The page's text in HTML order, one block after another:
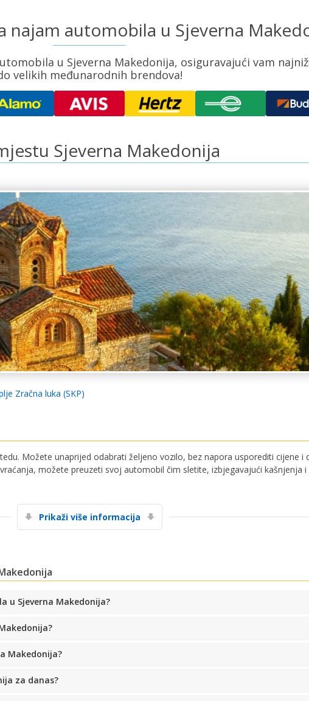
popusti
najam automobila u Sjeverna
u Sjeverna Makedonija, osiguravajući vam
velikih međunarodnih brendova!
Sjeverna Makedonija
Zračna luka (SKP)
Možete unaprijed odabrati željeno vozilo, bez napora usporediti cijene i
možete preuzeti svoj automobil čim sletite, izbjegavajući kašnjenja
Prikaži više informacija
u Sjeverna Makedonija?
Makedonija?
za danas?